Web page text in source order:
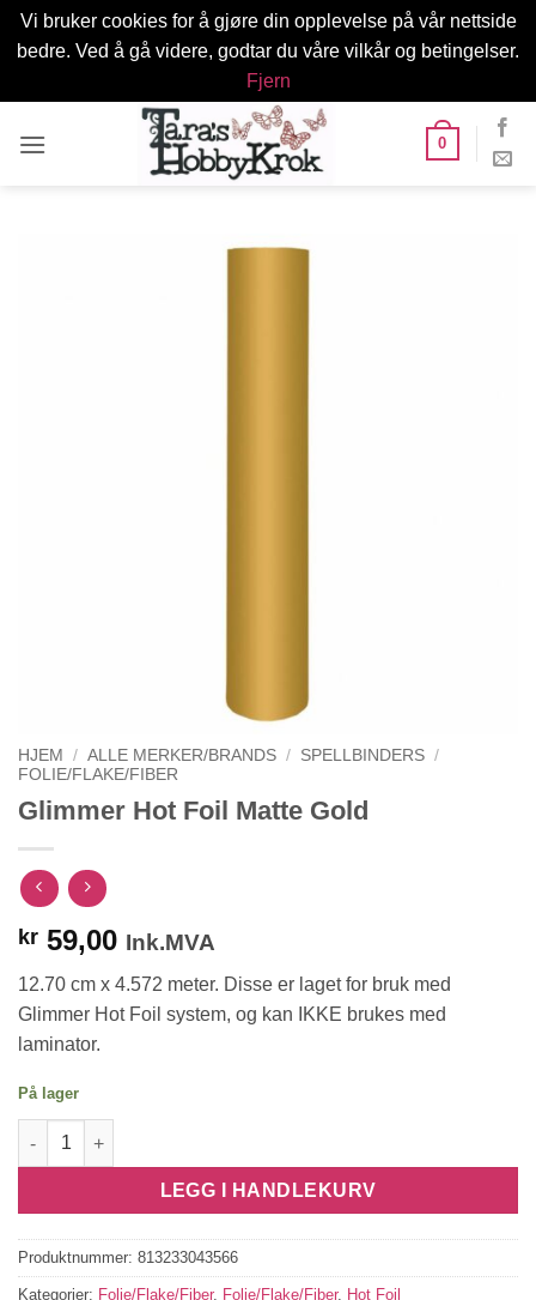
Vi bruker cookies for å gjøre din opplevelse på vår nettside
bedre. Ved å gå videre, godtar du våre vilkår og betingelser.
Fjern
0
HJEM / ALLE MERKER/BRANDS / SPELLBINDERS /
FOLIE/FLAKE/FIBER
Glimmer Hot Foil Matte Gold
kr 59,00 Ink.MVA
12.70 cm x 4.572 meter. Disse er laget for bruk med
Glimmer Hot Foil system, og kan IKKE brukes med
laminator.
På lager
Glimmer Hot Foil Matte Gold antall
LEGG I HANDLEKURV
Produktnummer: 813233043566
Kategorier: Folie/Flake/Fiber, Folie/Flake/Fiber, Hot Foil